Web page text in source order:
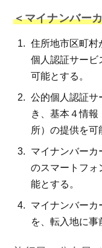
＜マイナンバー
住所地市区町村
個人認証サービ
可能とする。
公的個人認証サ
き、基本４情
所）の提供を可
マイナンバーカ
のスマートフォ
能とする。
マイナンバーカ
を、転入地に